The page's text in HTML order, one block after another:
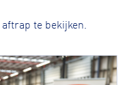
te bekijken.